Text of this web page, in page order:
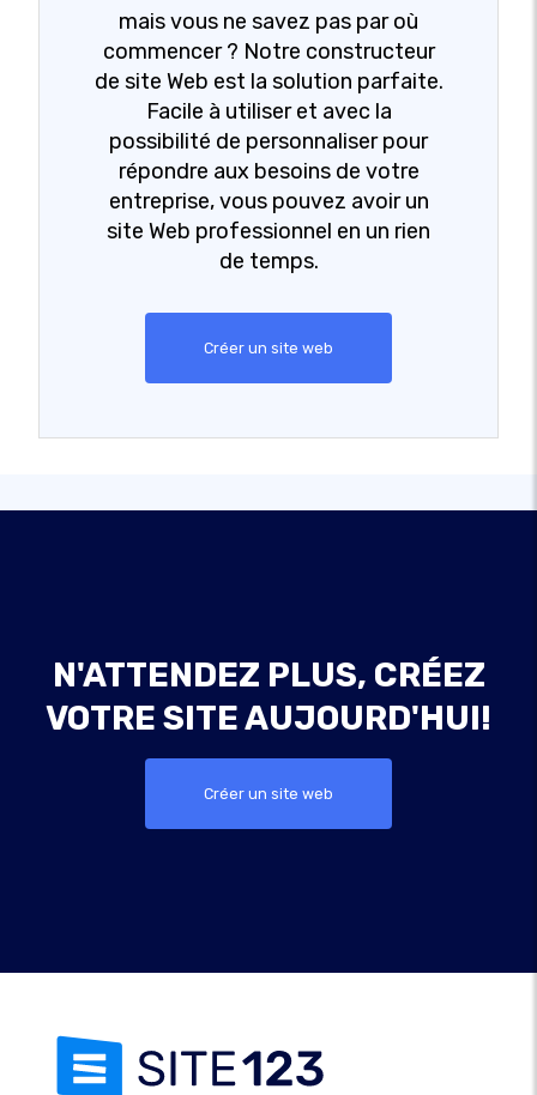
mais vous ne savez pas par où
commencer ? Notre constructeur
de site Web est la solution parfaite.
Facile à utiliser et avec la
possibilité de personnaliser pour
répondre aux besoins de votre
entreprise, vous pouvez avoir un
site Web professionnel en un rien
de temps.
Créer un site web
N'ATTENDEZ PLUS, CRÉEZ
VOTRE SITE AUJOURD'HUI!
Créer un site web